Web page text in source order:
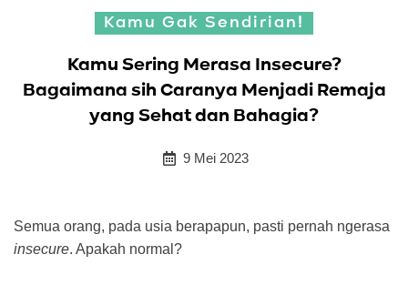
Kamu Gak Sendirian!
Kamu Sering Merasa Insecure?
Bagaimana sih Caranya Menjadi Remaja
yang Sehat dan Bahagia?
9 Mei 2023
Semua orang, pada usia berapapun, pasti pernah ngerasa
insecure. Apakah normal?